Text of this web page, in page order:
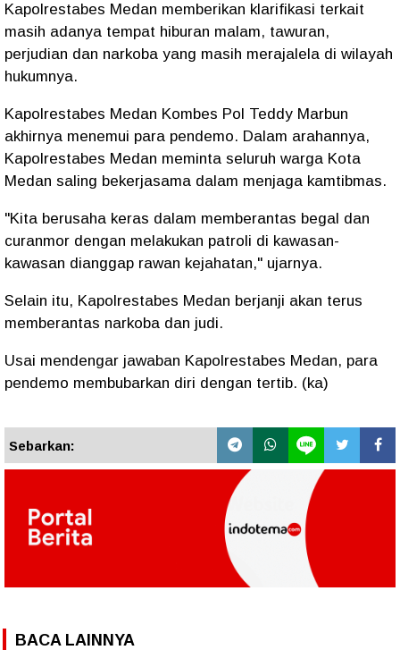
Kapolrestabes Medan memberikan klarifikasi terkait
masih adanya tempat hiburan malam, tawuran,
perjudian dan narkoba yang masih merajalela di wilayah
hukumnya.
Kapolrestabes Medan Kombes Pol Teddy Marbun
akhirnya menemui para pendemo. Dalam arahannya,
Kapolrestabes Medan meminta seluruh warga Kota
Medan saling bekerjasama dalam menjaga kamtibmas.
"Kita berusaha keras dalam memberantas begal dan
curanmor dengan melakukan patroli di kawasan-
kawasan dianggap rawan kejahatan," ujarnya.
Selain itu, Kapolrestabes Medan berjanji akan terus
memberantas narkoba dan judi.
Usai mendengar jawaban Kapolrestabes Medan, para
pendemo membubarkan diri dengan tertib. (ka)
Sebarkan:
BACA LAINNYA